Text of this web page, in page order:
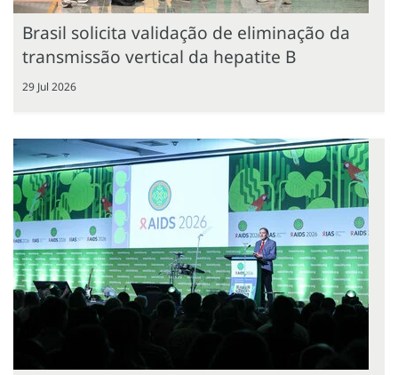
Brasil solicita validação de eliminação da
transmissão vertical da hepatite B
29 Jul 2026